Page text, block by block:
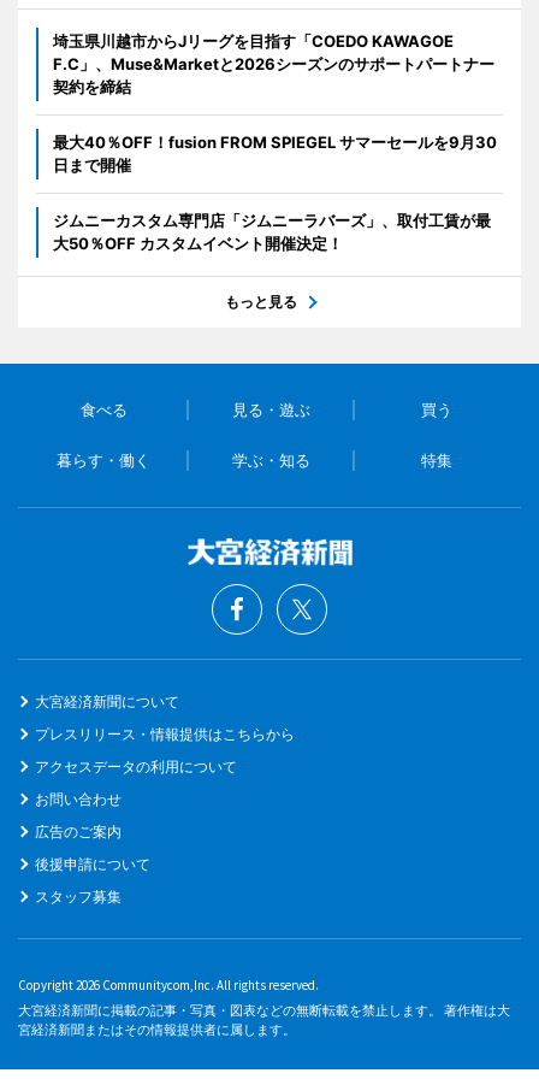
埼玉県川越市からJリーグを目指す「COEDO KAWAGOE
F.C」、Muse&Marketと2026シーズンのサポートパートナー
契約を締結
最大40％OFF！fusion FROM SPIEGEL サマーセールを9月30
日まで開催
ジムニーカスタム専門店「ジムニーラバーズ」、取付工賃が最
大50％OFF カスタムイベント開催決定！
もっと見る
食べる 見る・遊ぶ 買う
暮らす・働く 学ぶ・知る 特集
大宮経済新聞について
プレスリリース・情報提供はこちらから
アクセスデータの利用について
お問い合わせ
広告のご案内
後援申請について
スタッフ募集
Copyright 2026 Communitycom,Inc. All rights reserved.
大宮経済新聞に掲載の記事・写真・図表などの無断転載を禁止します。 著作権は大
宮経済新聞またはその情報提供者に属します。